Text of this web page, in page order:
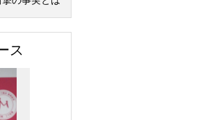
ス